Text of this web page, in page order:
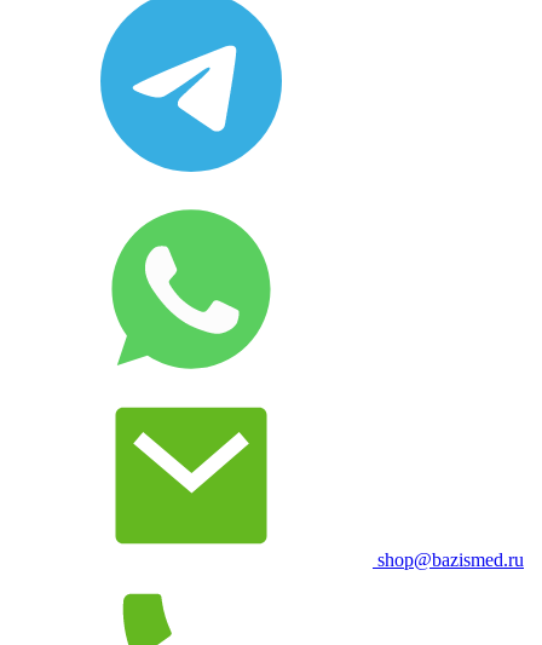
shop@bazismed.ru